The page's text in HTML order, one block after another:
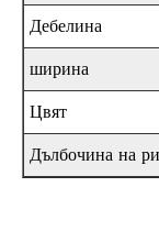
Дебелина
ширина
Цвят
Дълбочина на